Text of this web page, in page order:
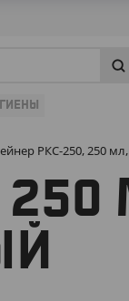
РКС-250, 250